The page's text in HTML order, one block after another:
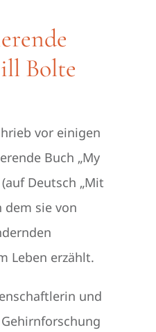
Bolte
vor einigen
Buch „My
Deutsch „Mit
dem sie von
Leben erzählt.
und